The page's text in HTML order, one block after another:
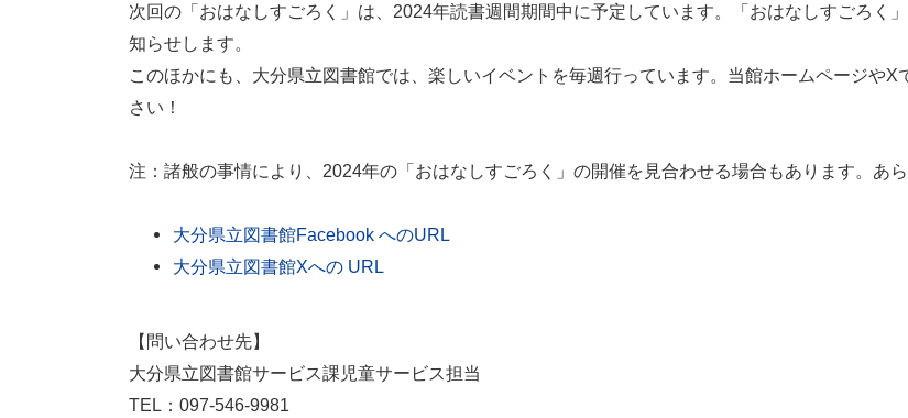
次回の「おはなしすごろく」は、2024年読書週間期間中に予定しています。「おはなしすごろく
知らせします。
このほかにも、大分県立図書館では、楽しいイベントを毎週行っています。当館ホームページや
さい！
注：諸般の事情により、2024年の「おはなしすごろく」の開催を見合わせる場合もあります。あら
大分県立図書館Facebook へのURL
大分県立図書館Xへの URL
【問い合わせ先】
大分県立図書館サービス課児童サービス担当
TEL：097-546-9981